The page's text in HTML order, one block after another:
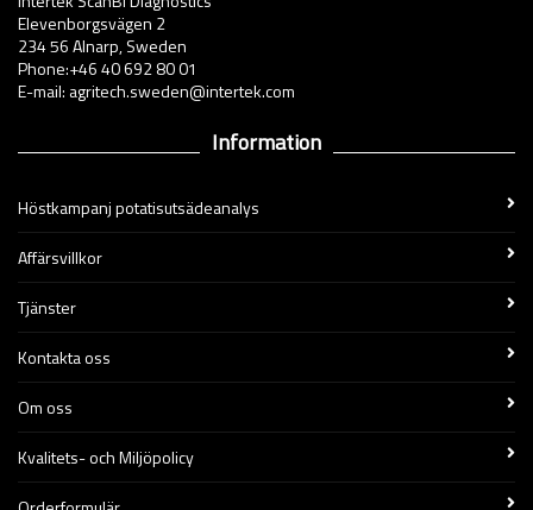
Elevenborgsvägen 2
234 56 Alnarp, Sweden
Phone:+46 40 692 80 01
E-mail: agritech.sweden@intertek.com
Information
Höstkampanj potatisutsädeanalys
Affärsvillkor
Tjänster
Kontakta oss
Om oss
Kvalitets- och Miljöpolicy